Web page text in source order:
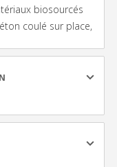
biosourcés
coulé sur place,